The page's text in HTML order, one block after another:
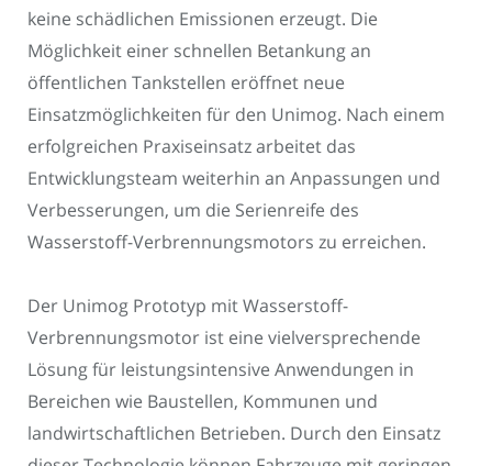
keine schädlichen Emissionen erzeugt. Die
Möglichkeit einer schnellen Betankung an
öffentlichen Tankstellen eröffnet neue
Einsatzmöglichkeiten für den Unimog. Nach einem
erfolgreichen Praxiseinsatz arbeitet das
Entwicklungsteam weiterhin an Anpassungen und
Verbesserungen, um die Serienreife des
Wasserstoff-Verbrennungsmotors zu erreichen.
Der Unimog Prototyp mit Wasserstoff-
Verbrennungsmotor ist eine vielversprechende
Lösung für leistungsintensive Anwendungen in
Bereichen wie Baustellen, Kommunen und
landwirtschaftlichen Betrieben. Durch den Einsatz